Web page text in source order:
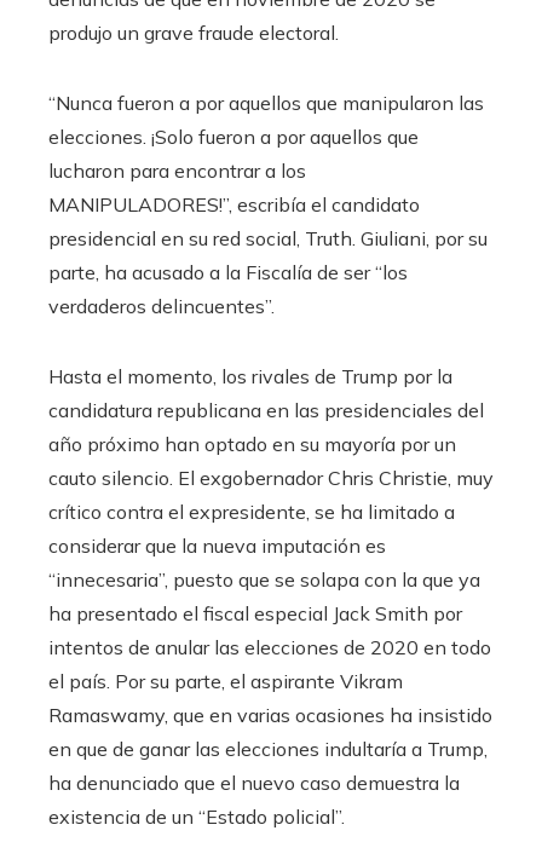
produjo un grave fraude electoral.
“Nunca fueron a por aquellos que manipularon las
elecciones. ¡Solo fueron a por aquellos que
lucharon para encontrar a los
MANIPULADORES!”, escribía el candidato
presidencial en su red social, Truth. Giuliani, por su
parte, ha acusado a la Fiscalía de ser “los
verdaderos delincuentes”.
Hasta el momento, los rivales de Trump por la
candidatura republicana en las presidenciales del
año próximo han optado en su mayoría por un
cauto silencio. El exgobernador Chris Christie, muy
crítico contra el expresidente, se ha limitado a
considerar que la nueva imputación es
“innecesaria”, puesto que se solapa con la que ya
ha presentado el fiscal especial Jack Smith por
intentos de anular las elecciones de 2020 en todo
el país. Por su parte, el aspirante Vikram
Ramaswamy, que en varias ocasiones ha insistido
en que de ganar las elecciones indultaría a Trump,
ha denunciado que el nuevo caso demuestra la
existencia de un “Estado policial”.